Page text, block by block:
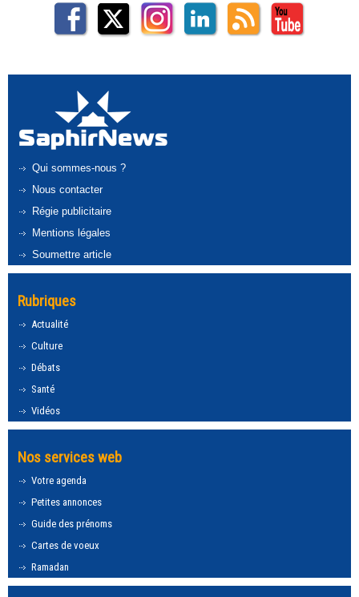
Qui sommes-nous ?
Nous contacter
Régie publicitaire
Mentions légales
Soumettre article
Rubriques
Actualité
Culture
Débats
Santé
Vidéos
Nos services web
Votre agenda
Petites annonces
Guide des prénoms
Cartes de voeux
Ramadan